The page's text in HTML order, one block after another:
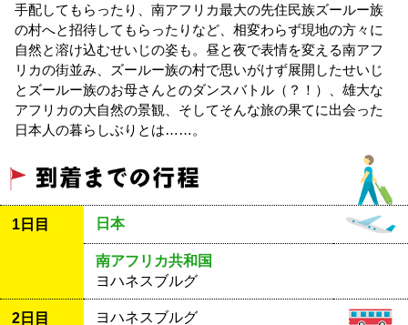
手配してもらったり、南アフリカ最大の先住民族ズールー族
の村へと招待してもらったりなど、相変わらず現地の方々に
自然と溶け込むせいじの姿も。昼と夜で表情を変える南アフ
リカの街並み、ズールー族の村で思いがけず展開したせいじ
とズールー族のお母さんとのダンスバトル（？！）、雄大な
アフリカの大自然の景観、そしてそんな旅の果てに出会った
日本人の暮らしぶりとは……。
1日目 日本
南アフリカ共和国
ヨハネスブルグ
2日目 ヨハネスブルグ